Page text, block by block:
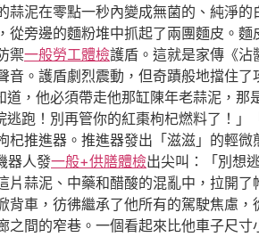
泥在零點一秒內變成無菌的、純淨
旁邊的麵粉堆中抓起了兩團麵皮。
禦一般勞工體檢護盾。這就是家傳《沾
。護盾劇烈震動，但奇蹟般地擋住
，他必須帶走他那缸陳年老蒜泥，
跑！別再管你的紅棗枸杞燃料了！
推進器。推進器發出「滋滋」的輕
器人發一般+供膳體檢出尖叫：「別想
蒜泥、中藥和醋酸的混亂中，拉開
車，彷彿繼承了他所有的駕駛焦慮
間的窄巷。一個看起來比他車子尺